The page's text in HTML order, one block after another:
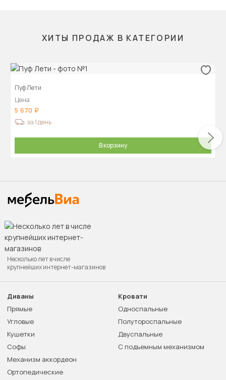
ХИТЫ ПРОДАЖ В КАТЕГОРИИ
Пуф Лети
Цена
5 670
за 1 день
В корзину
Несколько лет в числе
крупнейших интернет-магазинов
Диваны
Прямые
Угловые
Кушетки
Софы
Механизм аккордеон
Ортопедические
Кровати
Односпальные
Полутороспальные
Двуспальные
С подъемным механизмом